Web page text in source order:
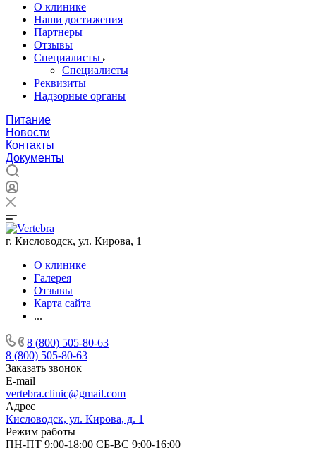
О клинике
Наши достижения
Партнеры
Отзывы
Специалисты
Специалисты
Реквизиты
Надзорные органы
Питание
Новости
Контакты
Документы
г. Кисловодск, ул. Кирова, 1
О клинике
Галерея
Отзывы
Карта сайта
...
8 (800) 505-80-63
8 (800) 505-80-63
Заказать звонок
E-mail
vertebra.clinic@gmail.com
Адрес
Кисловодск, ул. Кирова, д. 1
Режим работы
ПН-ПТ 9:00-18:00 СБ-ВС 9:00-16:00